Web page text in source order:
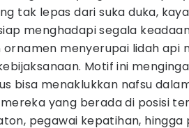
tak lepas dari suka duka,
menghadapi segala
menyerupai lidah api
Motif ini
bisa menaklukkan nafsu
yang berada di posisi
pegawai kepatihan, hingga